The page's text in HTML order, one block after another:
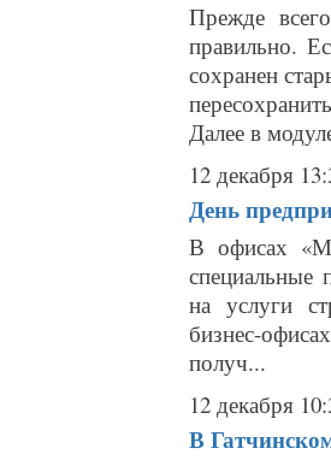
Прежде
правильно.
сохранен
Далее в
12 декабря
День
В офисах
специальные
на услуги
бизнес-
получ...
12 декабря
В